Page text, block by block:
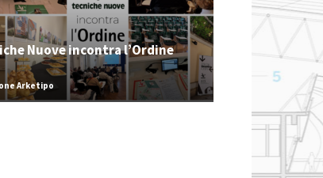
Nuove incontra l’Ordine
Arketipo